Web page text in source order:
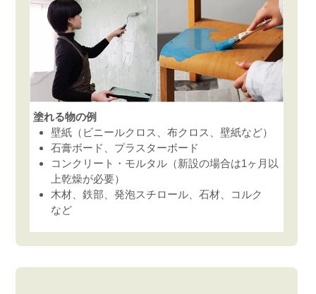
塗れる物の例
壁紙（ビニールクロス、布クロス、壁紙など）
石膏ボード、プラスターボード
コンクリート・モルタル（新設の場合は1ヶ月以
上乾燥が必要）
木材、鉄部、発泡スチロール、石材、コルク
など